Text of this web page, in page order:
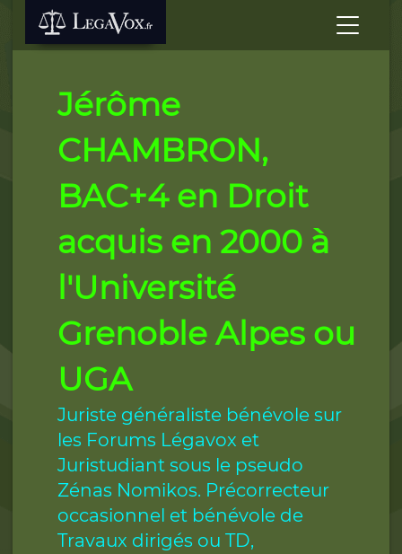
Jérôme
CHAMBRON,
BAC+4 en Droit
acquis en 2000 à
l'Université
Grenoble Alpes ou
UGA
Juriste généraliste bénévole sur
les Forums Légavox et
Juristudiant sous le pseudo
Zénas Nomikos. Précorrecteur
occasionnel et bénévole de
Travaux dirigés ou TD,